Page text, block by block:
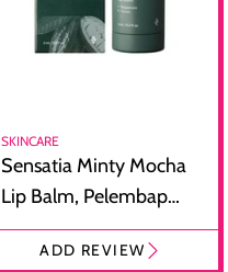
SKINCARE
Sensatia Minty Mocha
Lip Balm, Pelembap
Bibir dengan Aroma
CokelatADD REVIEW